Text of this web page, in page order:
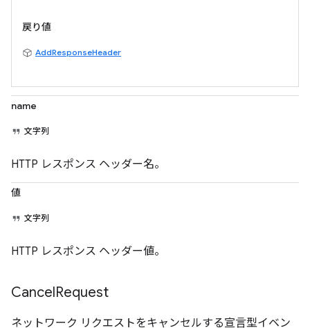
戻り値
AddResponseHeader
name
文字列
HTTP レスポンス ヘッダー名。
値
文字列
HTTP レスポンス ヘッダー値。
CancelRequest
ネットワーク リクエストをキャンセルする宣言型イベン